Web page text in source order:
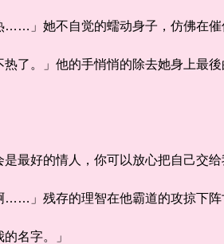
她不自觉的蠕动身子，仿佛在催
。」他的手悄悄的除去她身上最後
好的情人，你可以放心把自己交给
残存的理智在他霸道的攻掠下阵
名字。」